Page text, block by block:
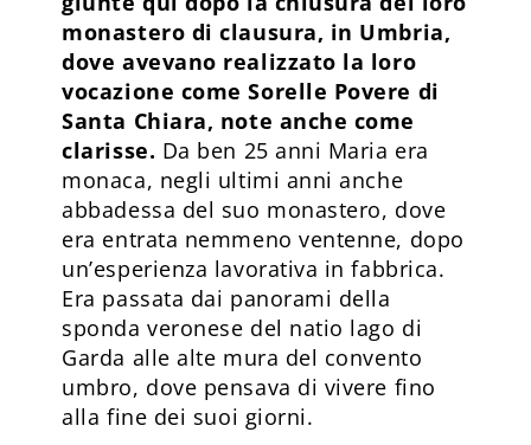
monastero di clausura, in Umbria,
dove avevano realizzato la loro
vocazione come Sorelle Povere di
Santa Chiara, note anche come
clarisse. Da ben 25 anni Maria era
monaca, negli ultimi anni anche
abbadessa del suo monastero, dove
era entrata nemmeno ventenne, dopo
un’esperienza lavorativa in fabbrica.
Era passata dai panorami della
sponda veronese del natio lago di
Garda alle alte mura del convento
umbro, dove pensava di vivere fino
alla fine dei suoi giorni.